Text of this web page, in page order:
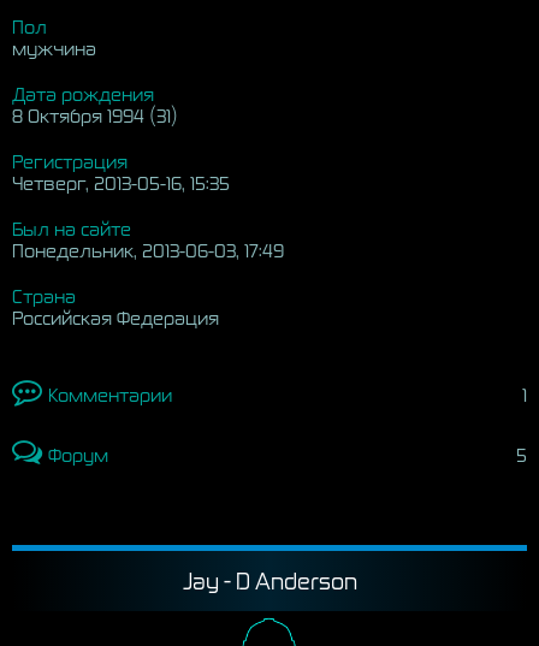
Пол
мужчина
Дата рождения
8 Октября 1994 (31)
Регистрация
Четверг, 2013-05-16, 15:35
Был на сайте
Понедельник, 2013-06-03, 17:49
Страна
Российская Федерация
Комментарии 1
Форум 5
Jay - D Anderson